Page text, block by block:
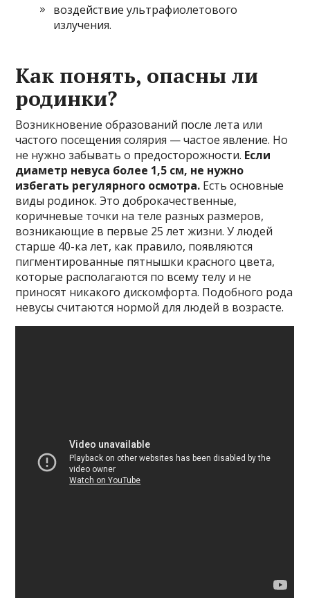
воздействие ультрафиолетового
излучения.
Как понять, опасны ли
родинки?
Возникновение образований после лета или
частого посещения солярия — частое явление. Но
не нужно забывать о предосторожности. Если
диаметр невуса более 1,5 см, не нужно
избегать регулярного осмотра. Есть основные
виды родинок. Это доброкачественные,
коричневые точки на теле разных размеров,
возникающие в первые 25 лет жизни. У людей
старше 40-ка лет, как правило, появляются
пигментированные пятнышки красного цвета,
которые располагаются по всему телу и не
приносят никакого дискомфорта. Подобного рода
невусы считаются нормой для людей в возрасте.